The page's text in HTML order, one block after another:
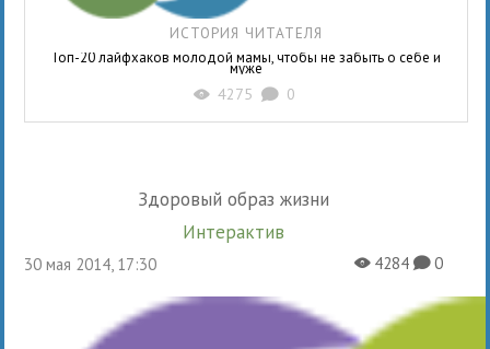
ИСТОРИЯ ЧИТАТЕЛЯ
Топ-20 лайфхаков молодой мамы, чтобы не забыть о себе и
муже
X 4275 K 0
Здоровый образ жизни
Интерактив
30 мая 2014, 17:30 X4284K0